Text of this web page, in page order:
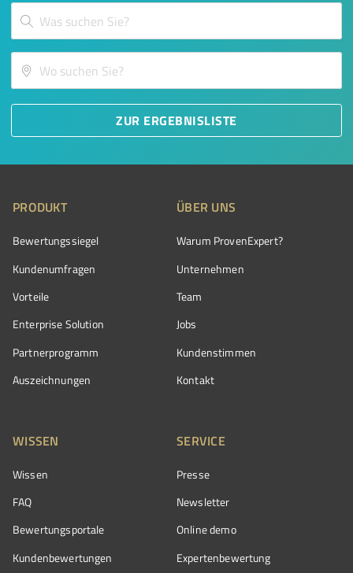
ZUR ERGEBNISLISTE
PRODUKT
Bewertungssiegel
Kundenumfragen
Vorteile
Enterprise Solution
Partnerprogramm
Auszeichnungen
ÜBER UNS
Warum ProvenExpert?
Unternehmen
Team
Jobs
Kundenstimmen
Kontakt
WISSEN
Wissen
FAQ
Bewertungsportale
Kundenbewertungen
SERVICE
Presse
Newsletter
Online demo
Expertenbewertung